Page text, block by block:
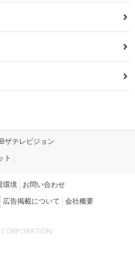
ザテレビジョン
ト
環境 お問い合わせ
広告掲載について 会社概要